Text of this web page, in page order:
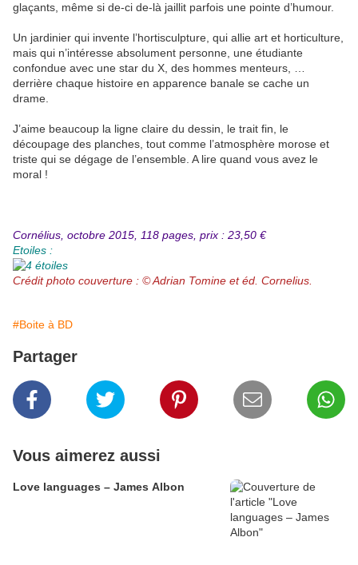
glaçants, même si de-ci de-là jaillit parfois une pointe d’humour.
Un jardinier qui invente l’hortisculpture, qui allie art et horticulture,
mais qui n’intéresse absolument personne, une étudiante
confondue avec une star du X, des hommes menteurs, …
derrière chaque histoire en apparence banale se cache un
drame.
J’aime beaucoup la ligne claire du dessin, le trait fin, le
découpage des planches, tout comme l’atmosphère morose et
triste qui se dégage de l’ensemble. A lire quand vous avez le
moral !
Cornélius, octobre 2015, 118 pages, prix : 23,50 €
Etoiles :
Crédit photo couverture : © Adrian Tomine et éd. Cornelius.
#Boite à BD
Partager
Vous aimerez aussi
Love languages – James Albon